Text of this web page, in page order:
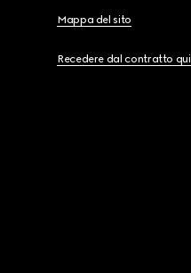
Mappa del sito
Recedere dal contratto qui